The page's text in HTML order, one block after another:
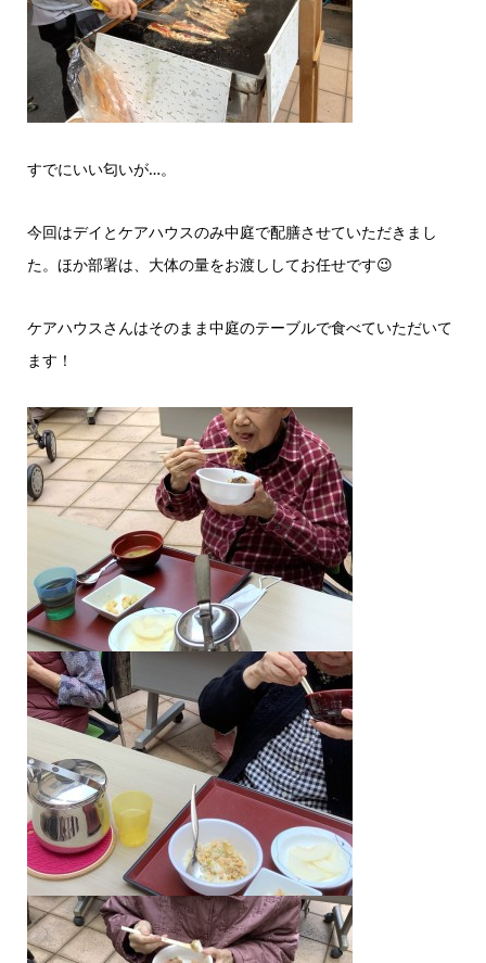
すでにいい匂いが…。
今回はデイとケアハウスのみ中庭で配膳させていただきまし
た。ほか部署は、大体の量をお渡ししてお任せです😉
ケアハウスさんはそのまま中庭のテーブルで食べていただいて
ます！